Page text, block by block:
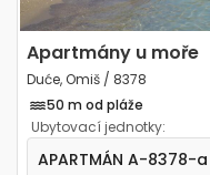
Apartmány u moře
Duće, Omiš / 8378
50 m od pláže
Ubytovací jednotky:
Jednopokojový
APARTMÁN A-8378-a